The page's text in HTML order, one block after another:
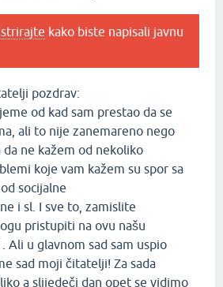
kako biste napisali javnu
pozdrav:
od kad sam prestao da se
ali to nije zanemareno nego
ne kažem od nekoliko
koje vam kažem su spor sa
socijalne
i sl. I sve to, zamislite
pristupiti na ovu našu
Ali u glavnom sad sam uspio
sad moji čitatelji! Za sada
a slijedeči dan opet se vidimo